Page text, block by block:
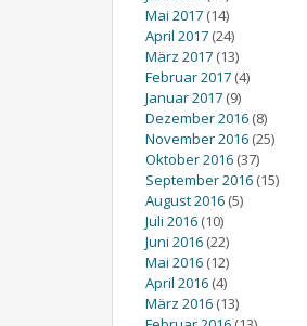
Mai 2017 (14)
April 2017 (24)
März 2017 (13)
Februar 2017 (4)
Januar 2017 (9)
Dezember 2016 (8)
November 2016 (25)
Oktober 2016 (37)
September 2016 (15)
August 2016 (5)
Juli 2016 (10)
Juni 2016 (22)
Mai 2016 (12)
April 2016 (4)
März 2016 (13)